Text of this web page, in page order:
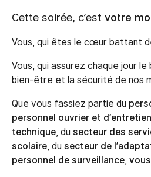
Cette soirée, c’est votre
Vous, qui êtes le cœur battant
Vous, qui assurez chaque jour
bien-être et la sécurité de nos
Que vous fassiez partie du
personnel ouvrier et d’entretien
technique , du secteur des
scolaire , du secteur de
personnel de surveillance